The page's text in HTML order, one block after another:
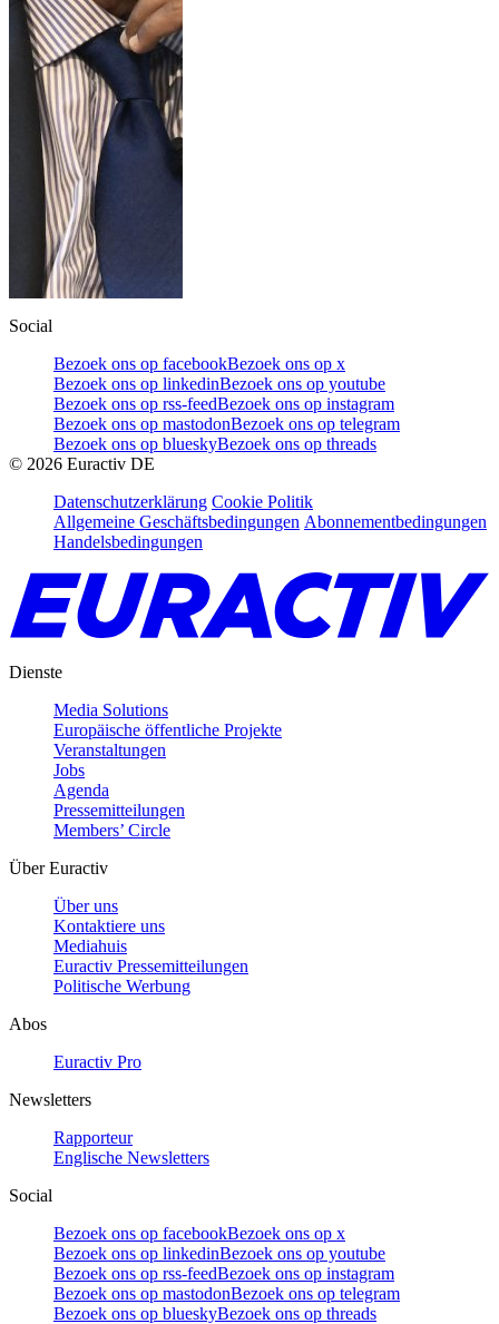
Social
Bezoek ons op facebookBezoek ons op x
Bezoek ons op linkedinBezoek ons op youtube
Bezoek ons op rss-feedBezoek ons op instagram
Bezoek ons op mastodonBezoek ons op telegram
Bezoek ons op blueskyBezoek ons op threads
© 2026 Euractiv DE
Datenschutzerklärung Cookie Politik
Allgemeine Geschäftsbedingungen Abonnementbedingungen
Handelsbedingungen
Dienste
Media Solutions
Europäische öffentliche Projekte
Veranstaltungen
Jobs
Agenda
Pressemitteilungen
Members’ Circle
Über Euractiv
Über uns
Kontaktiere uns
Mediahuis
Euractiv Pressemitteilungen
Politische Werbung
Abos
Euractiv Pro
Newsletters
Rapporteur
Englische Newsletters
Social
Bezoek ons op facebookBezoek ons op x
Bezoek ons op linkedinBezoek ons op youtube
Bezoek ons op rss-feedBezoek ons op instagram
Bezoek ons op mastodonBezoek ons op telegram
Bezoek ons op blueskyBezoek ons op threads